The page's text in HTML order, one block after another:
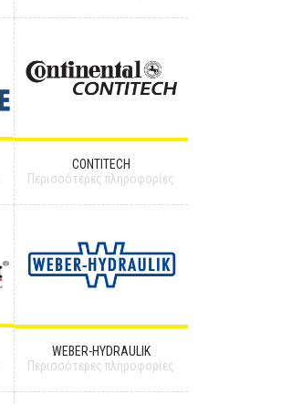
CONTITECH
Περισσότερες πληροφορίες
WEBER-HYDRAULIK
Περισσότερες πληροφορίες